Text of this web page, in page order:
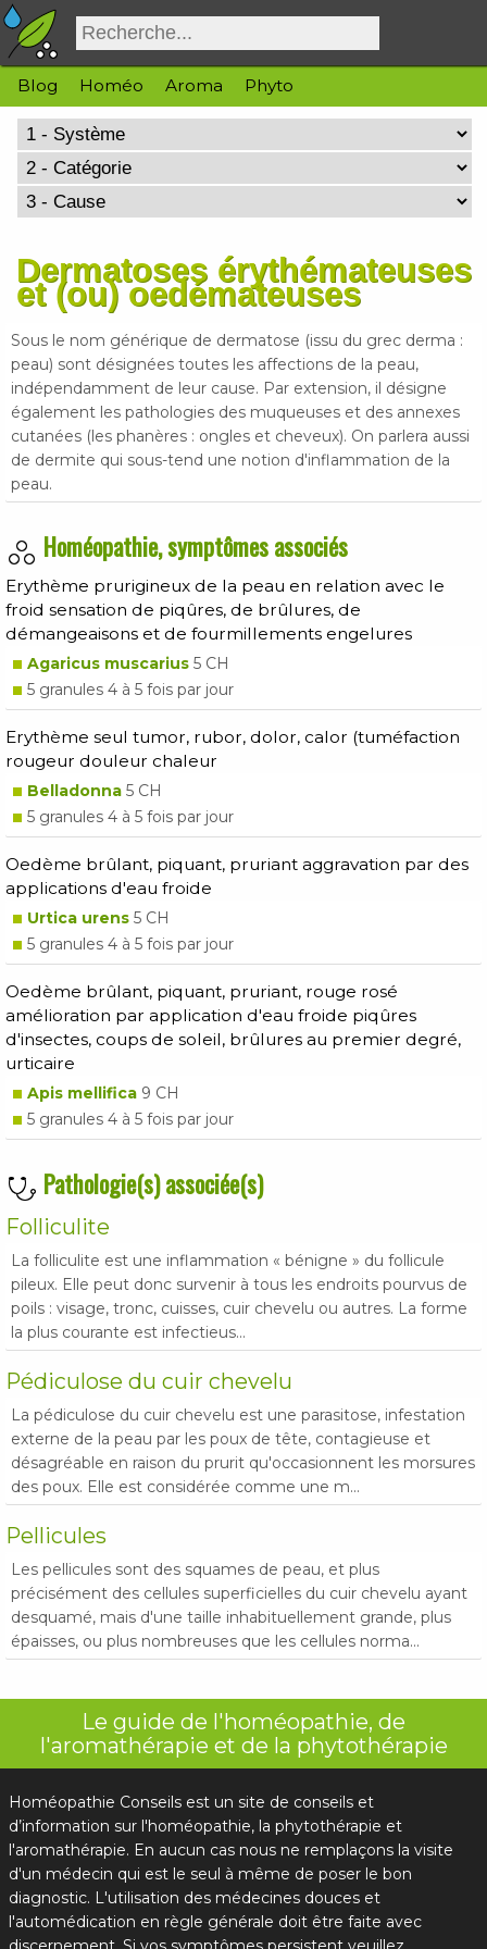
Blog Homéo Aroma Phyto
Dermatoses érythémateuses
et (ou) oedémateuses
Sous le nom générique de dermatose (issu du grec derma :
peau) sont désignées toutes les affections de la peau,
indépendamment de leur cause. Par extension, il désigne
également les pathologies des muqueuses et des annexes
cutanées (les phanères : ongles et cheveux). On parlera aussi
de dermite qui sous-tend une notion d'inflammation de la
peau.
Homéopathie, symptômes associés
Erythème prurigineux de la peau en relation avec le
froid sensation de piqûres, de brûlures, de
démangeaisons et de fourmillements engelures
Agaricus muscarius 5 CH
5 granules 4 à 5 fois par jour
Erythème seul tumor, rubor, dolor, calor (tuméfaction
rougeur douleur chaleur
Belladonna 5 CH
5 granules 4 à 5 fois par jour
Oedème brûlant, piquant, pruriant aggravation par des
applications d'eau froide
Urtica urens 5 CH
5 granules 4 à 5 fois par jour
Oedème brûlant, piquant, pruriant, rouge rosé
amélioration par application d'eau froide piqûres
d'insectes, coups de soleil, brûlures au premier degré,
urticaire
Apis mellifica 9 CH
5 granules 4 à 5 fois par jour
Pathologie(s) associée(s)
Folliculite
La folliculite est une inflammation « bénigne » du follicule
pileux. Elle peut donc survenir à tous les endroits pourvus de
poils : visage, tronc, cuisses, cuir chevelu ou autres. La forme
la plus courante est infectieus...
Pédiculose du cuir chevelu
La pédiculose du cuir chevelu est une parasitose, infestation
externe de la peau par les poux de tête, contagieuse et
désagréable en raison du prurit qu'occasionnent les morsures
des poux. Elle est considérée comme une m...
Pellicules
Les pellicules sont des squames de peau, et plus
précisément des cellules superficielles du cuir chevelu ayant
desquamé, mais d'une taille inhabituellement grande, plus
épaisses, ou plus nombreuses que les cellules norma...
Le guide de l'homéopathie, de
l'aromathérapie et de la phytothérapie
Homéopathie Conseils est un site de conseils et
d’information sur l'homéopathie, la phytothérapie et
l'aromathérapie. En aucun cas nous ne remplaçons la visite
d'un médecin qui est le seul à même de poser le bon
diagnostic. L'utilisation des médecines douces et
l'automédication en règle générale doit être faite avec